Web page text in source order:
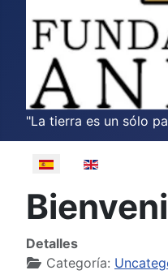
"La tierra es un sólo
Seleccione su idioma
Detalles
Categoría: